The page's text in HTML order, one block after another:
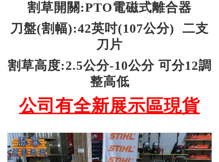
割草開關:PTO電磁式離合器
刀盤(割幅):42英吋(107公分) 二支
刀片
割草高度:2.5公分-10公分 可分12調
整高低
公司有全新展示區現貨